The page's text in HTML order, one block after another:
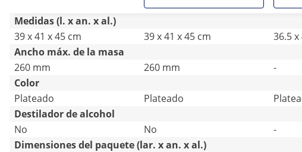
Medidas (l. x an. x al.)
39 x 41 x 45 cm
39 x 41 x 45 cm 36.5 x
Ancho máx. de la masa
260 mm
260 mm -
Color
Plateado
Plateado
Destilador de alcohol
No
No -
Dimensiones del paquete (lar. x an. x al.)